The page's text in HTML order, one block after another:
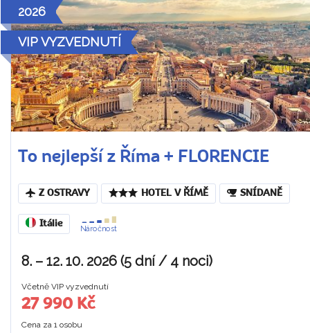
2026
VIP VYZVEDNUTÍ
To nejlepší z Říma + FLORENCIE
Z OSTRAVY HOTEL V ŘÍMĚ SNÍDANĚ
Itálie
Náročnost
8. – 12. 10. 2026 (5 dní / 4 noci)
Včetně VIP vyzvednutí
27 990 Kč
Cena za 1 osobu